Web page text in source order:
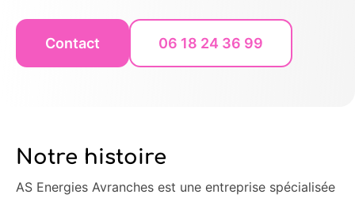
Contact 06 18 24 36 99
Notre histoire
AS Energies Avranches est une entreprise spécialisée